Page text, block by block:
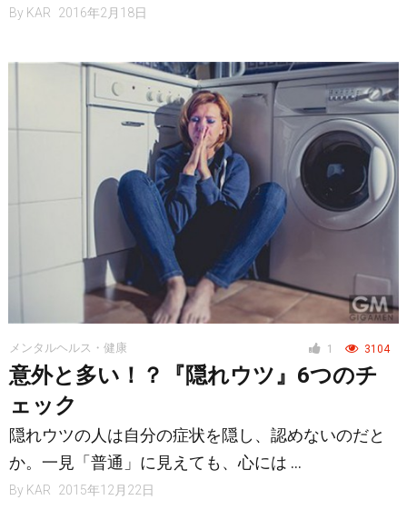
By KAR 2016年2月18日
1 3104
メンタルヘルス・健康
意外と多い！？『隠れウツ』6つのチ
ェック
隠れウツの人は自分の症状を隠し、認めないのだと
か。一見「普通」に見えても、心には …
By KAR 2015年12月22日